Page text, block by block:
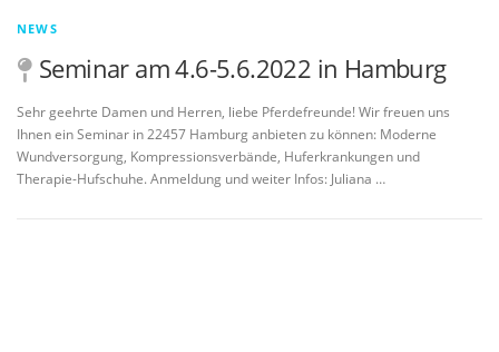
NEWS
Seminar am 4.6-5.6.2022 in Hamburg
Sehr geehrte Damen und Herren, liebe Pferdefreunde! Wir freuen uns
Ihnen ein Seminar in 22457 Hamburg anbieten zu können: Moderne
Wundversorgung, Kompressionsverbände, Huferkrankungen und
Therapie-Hufschuhe. Anmeldung und weiter Infos: Juliana …